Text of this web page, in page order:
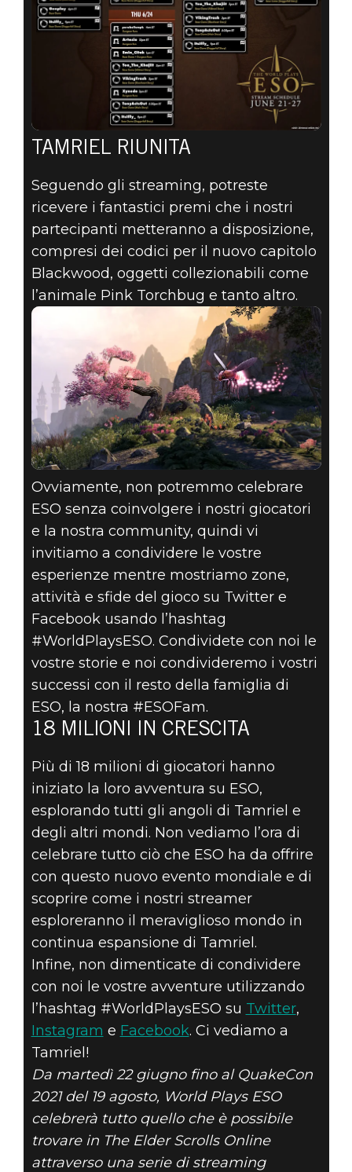
TAMRIEL RIUNITA
Seguendo gli streaming, potreste
ricevere i fantastici premi che i nostri
partecipanti metteranno a disposizione,
compresi dei codici per il nuovo capitolo
Blackwood, oggetti collezionabili come
l’animale Pink Torchbug e tanto altro.
Ovviamente, non potremmo celebrare
ESO senza coinvolgere i nostri giocatori
e la nostra community, quindi vi
invitiamo a condividere le vostre
esperienze mentre mostriamo zone,
attività e sfide del gioco su Twitter e
Facebook usando l’hashtag
#WorldPlaysESO. Condividete con noi le
vostre storie e noi condivideremo i vostri
successi con il resto della famiglia di
ESO, la nostra #ESOFam.
18 MILIONI IN CRESCITA
Più di 18 milioni di giocatori hanno
iniziato la loro avventura su ESO,
esplorando tutti gli angoli di Tamriel e
degli altri mondi. Non vediamo l’ora di
celebrare tutto ciò che ESO ha da offrire
con questo nuovo evento mondiale e di
scoprire come i nostri streamer
esploreranno il meraviglioso mondo in
continua espansione di Tamriel.
Infine, non dimenticate di condividere
con noi le vostre avventure utilizzando
l’hashtag #WorldPlaysESO su Twitter,
Instagram e Facebook. Ci vediamo a
Tamriel!
Da martedì 22 giugno fino al QuakeCon
2021 del 19 agosto, World Plays ESO
celebrerà tutto quello che è possibile
trovare in The Elder Scrolls Online
attraverso una serie di streaming